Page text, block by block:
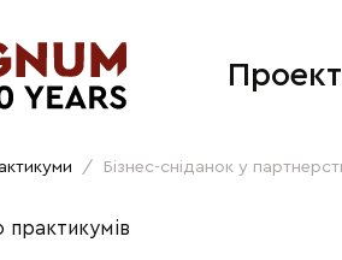
/ Бізнес-сніданок у
практикумів